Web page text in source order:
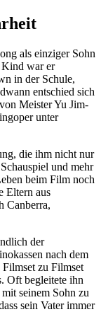
als einziger Sohn
war er
in der Schule,
entschied sich
Meister Yu Jim-
unter
die ihm nicht nur
und mehr
beim Film noch
Eltern aus
Canberra,
der
nach dem
zu Filmset
Oft begleitete ihn
seinem Sohn zu
sein Vater immer